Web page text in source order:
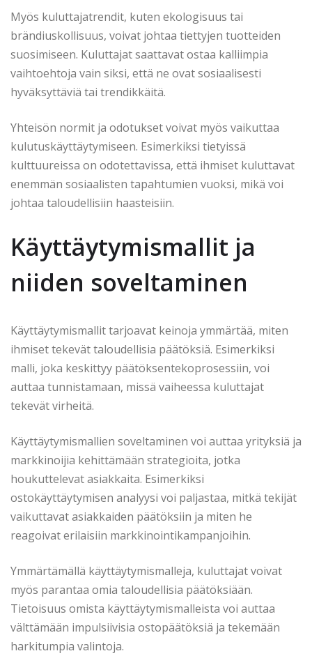
Myös kuluttajatrendit, kuten ekologisuus tai
brändiuskollisuus, voivat johtaa tiettyjen tuotteiden
suosimiseen. Kuluttajat saattavat ostaa kalliimpia
vaihtoehtoja vain siksi, että ne ovat sosiaalisesti
hyväksyttäviä tai trendikkäitä.
Yhteisön normit ja odotukset voivat myös vaikuttaa
kulutuskäyttäytymiseen. Esimerkiksi tietyissä
kulttuureissa on odotettavissa, että ihmiset kuluttavat
enemmän sosiaalisten tapahtumien vuoksi, mikä voi
johtaa taloudellisiin haasteisiin.
Käyttäytymismallit ja
niiden soveltaminen
Käyttäytymismallit tarjoavat keinoja ymmärtää, miten
ihmiset tekevät taloudellisia päätöksiä. Esimerkiksi
malli, joka keskittyy päätöksentekoprosessiin, voi
auttaa tunnistamaan, missä vaiheessa kuluttajat
tekevät virheitä.
Käyttäytymismallien soveltaminen voi auttaa yrityksiä ja
markkinoijia kehittämään strategioita, jotka
houkuttelevat asiakkaita. Esimerkiksi
ostokäyttäytymisen analyysi voi paljastaa, mitkä tekijät
vaikuttavat asiakkaiden päätöksiin ja miten he
reagoivat erilaisiin markkinointikampanjoihin.
Ymmärtämällä käyttäytymismalleja, kuluttajat voivat
myös parantaa omia taloudellisia päätöksiään.
Tietoisuus omista käyttäytymismalleista voi auttaa
välttämään impulsiivisia ostopäätöksiä ja tekemään
harkitumpia valintoja.